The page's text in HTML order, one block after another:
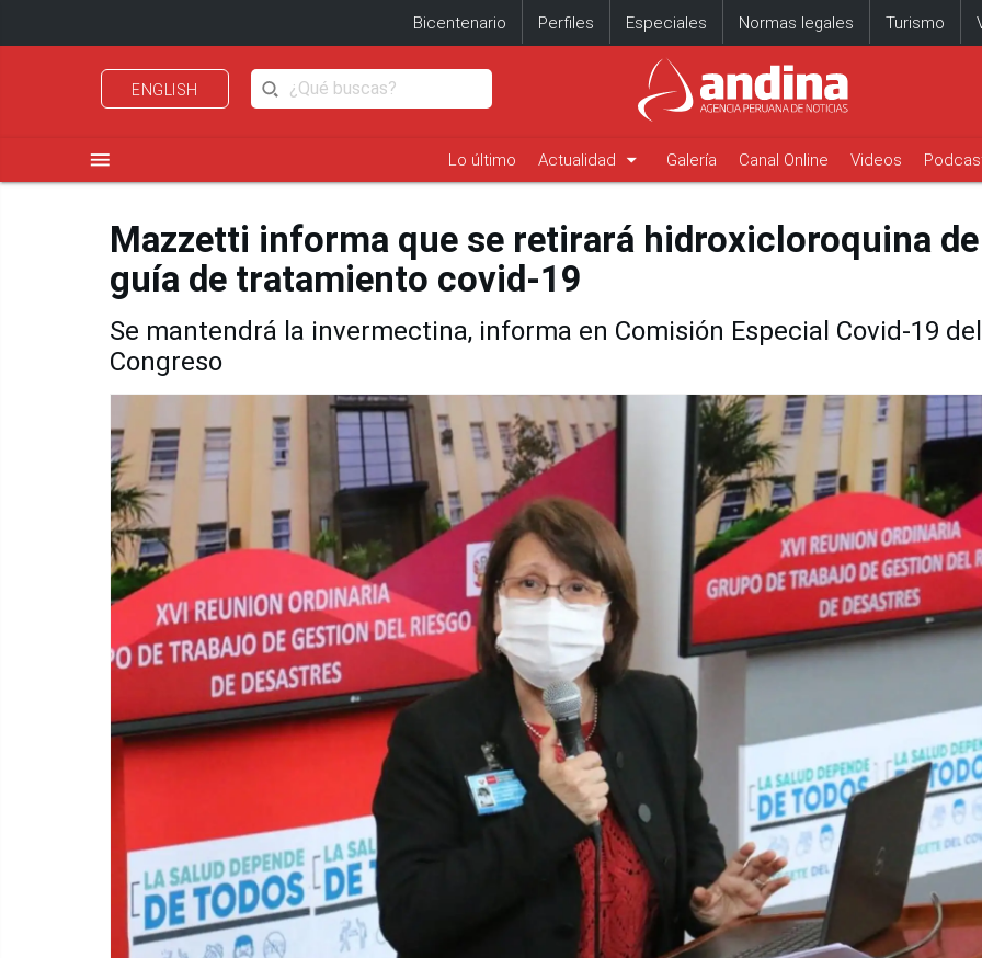
Bicentenario Perfiles Especiales Normas legales Turismo
ENGLISH
menu Lo último Actualidad arrow_drop_down Galería Canal Online Videos
Mazzetti informa que se retirará hidroxicloroquina de
guía de tratamiento covid-19
Se mantendrá la invermectina, informa en Comisión Especial Covid-19 del
Congreso